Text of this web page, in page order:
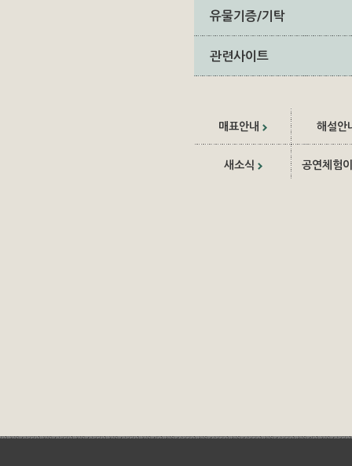
유물기증/기탁
관련사이트
매표안내 해설안
새소식 공연체험